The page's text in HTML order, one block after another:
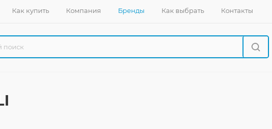
Как купить Компания Бренды Как выбрать Контакты